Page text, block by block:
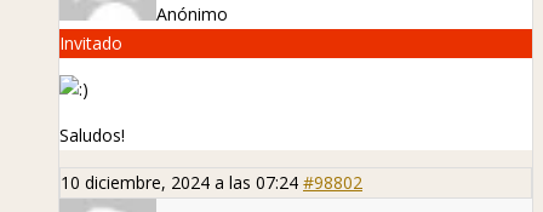
Anónimo
Invitado
Saludos!
10 diciembre, 2024 a las 07:24 #98802